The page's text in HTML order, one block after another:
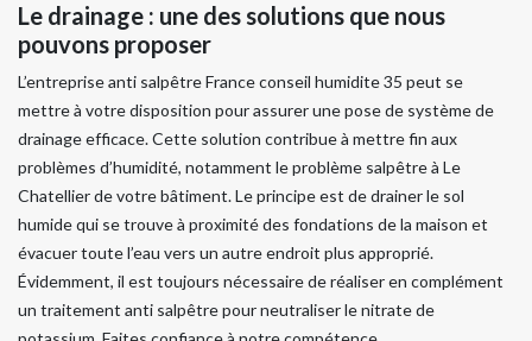
Le drainage : une des solutions que nous
pouvons proposer
L’entreprise anti salpêtre France conseil humidite 35 peut se
mettre à votre disposition pour assurer une pose de système de
drainage efficace. Cette solution contribue à mettre fin aux
problèmes d’humidité, notamment le problème salpêtre à Le
Chatellier de votre bâtiment. Le principe est de drainer le sol
humide qui se trouve à proximité des fondations de la maison et
évacuer toute l’eau vers un autre endroit plus approprié.
Évidemment, il est toujours nécessaire de réaliser en complément
un traitement anti salpêtre pour neutraliser le nitrate de